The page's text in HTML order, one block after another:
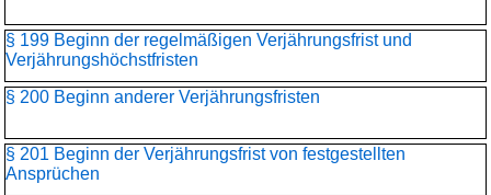
§ 199 Beginn der regelmäßigen Verjährungsfrist und
Verjährungshöchstfristen
§ 200 Beginn anderer Verjährungsfristen
§ 201 Beginn der Verjährungsfrist von festgestellten
Ansprüchen